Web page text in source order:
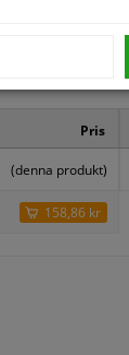
Pris
(denna produkt)
158,86 kr